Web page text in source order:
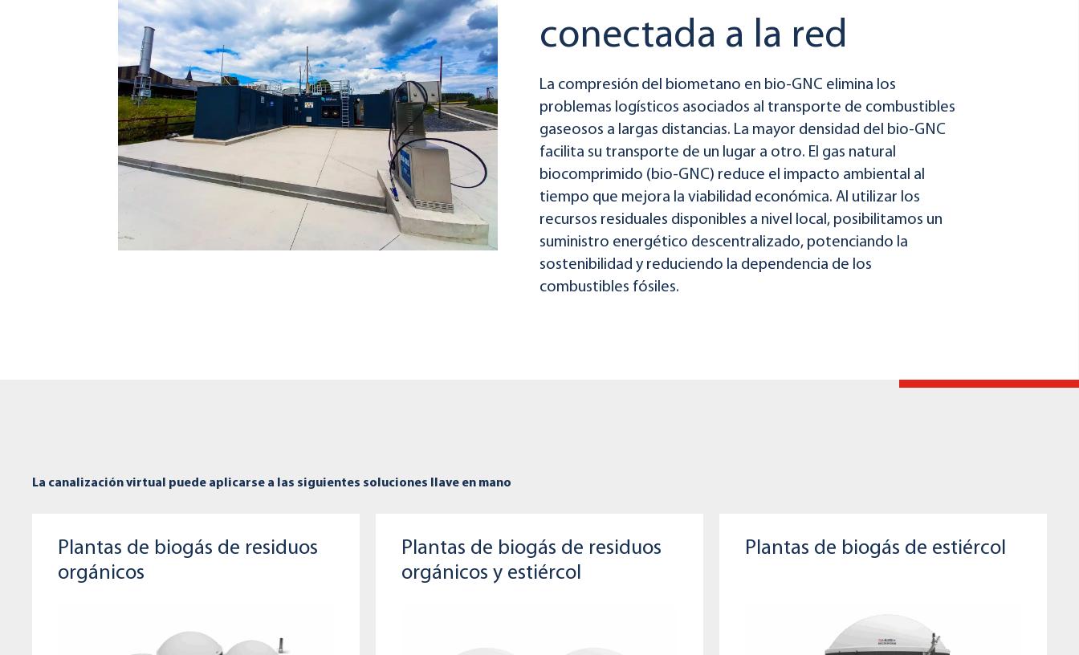
conectada a la red
La compresión del biometano en bio-GNC elimina los
problemas logísticos asociados al transporte de combustibles
gaseosos a largas distancias. La mayor densidad del bio-GNC
facilita su transporte de un lugar a otro. El gas natural
biocomprimido (bio-GNC) reduce el impacto ambiental al
tiempo que mejora la viabilidad económica. Al utilizar los
recursos residuales disponibles a nivel local, posibilitamos un
suministro energético descentralizado, potenciando la
sostenibilidad y reduciendo la dependencia de los
combustibles fósiles.
La canalización virtual puede aplicarse a las siguientes soluciones llave en mano
Plantas de biogás de residuos
orgánicos
Plantas de biogás de residuos
orgánicos y estiércol
Plantas de biogás de estiércol